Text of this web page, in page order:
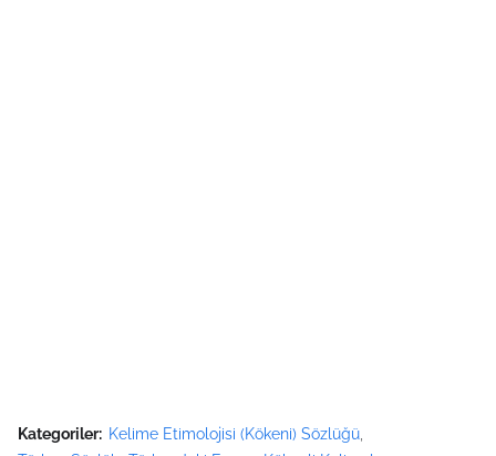
Kategoriler: Kelime Etimolojisi (Kökeni) Sözlüğü